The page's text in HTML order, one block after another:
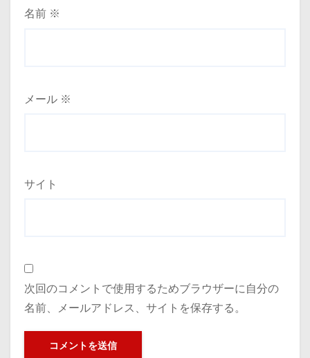
名前 ※
メール ※
サイト
次回のコメントで使用するためブラウザーに自分の
名前、メールアドレス、サイトを保存する。